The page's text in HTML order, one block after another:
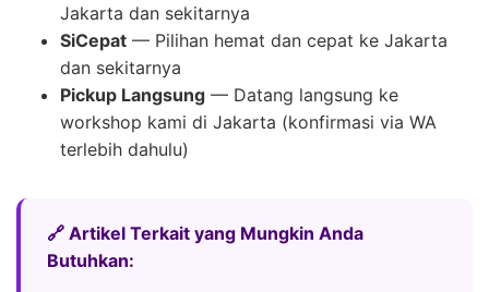
Jakarta dan sekitarnya
SiCepat — Pilihan hemat dan cepat ke Jakarta
dan sekitarnya
Pickup Langsung — Datang langsung ke
workshop kami di Jakarta (konfirmasi via WA
terlebih dahulu)
🔗 Artikel Terkait yang Mungkin Anda
Butuhkan: